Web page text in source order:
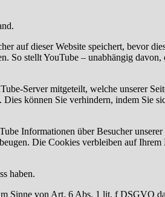
auf dieser Website speichert, bevor
So stellt YouTube – unabhängig
Server mitgeteilt, welche unserer
können Sie verhindern, indem Sie
Informationen über Besucher
Die Cookies verbleiben auf Ihrem
haben.
Sinne von Art. 6 Abs. 1 lit. f DSGVO